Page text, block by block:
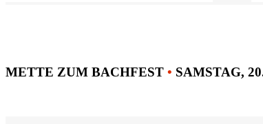
METTE ZUM BACHFEST • SAMSTAG,